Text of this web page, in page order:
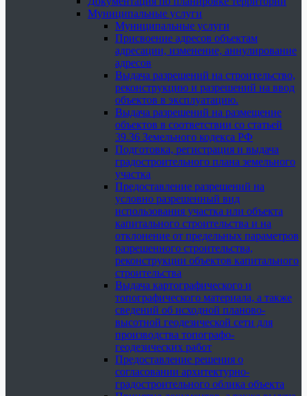
Муниципальные услуги
Муниципальные услуги
Присвоение адресов объектам
адресации, изменение, аннулирование
адресов
Выдача разрешений на строительство,
реконструкцию и разрешений на ввод
объектов в эксплуатацию.
Выдача разрешений на размещение
объектов в соответствии со статьей
39.36 Земельного кодекса РФ
Подготовка, регистрация и выдача
градостроительного плана земельного
участка
Предоставление разрешений на
условно разрешенный вид
использования участка или объекта
капитального строительства и на
отклонение от предельных параметров
разрешенного строительства,
реконструкции объектов капитального
строительства
Выдача картографического и
топографического материала, а также
сведений об исходной планово-
высотной геодезической сети для
производства топографо-
геодезических работ
Предоставление решения о
согласовании архитектурно-
градостроительного облика объекта